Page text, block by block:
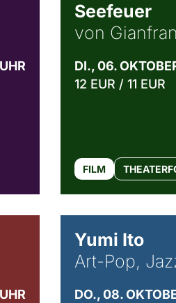
Seefeuer
von
DI., 06.
12 EUR / 11 EUR
FILM
Yumi Ito
Art-Pop,
DO., 08.